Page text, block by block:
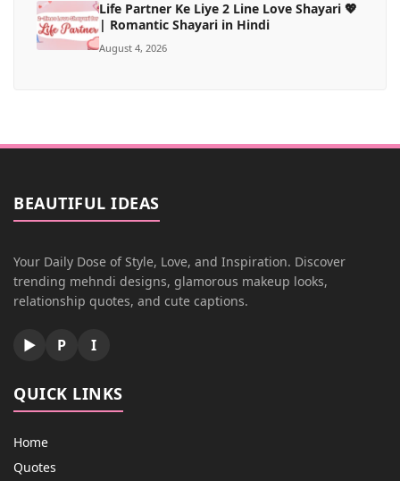
Life Partner Ke Liye 2 Line Love Shayari 💖
| Romantic Shayari in Hindi
August 4, 2026
BEAUTIFUL IDEAS
Your Daily Dose of Style, Love, and Inspiration. Discover
trending mehndi designs, glamorous makeup looks,
relationship quotes, and cute captions.
▶ P I
QUICK LINKS
Home
Quotes